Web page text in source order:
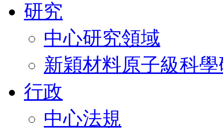
研究
中心研究領域
新穎材料原子級科
行政
中心法規